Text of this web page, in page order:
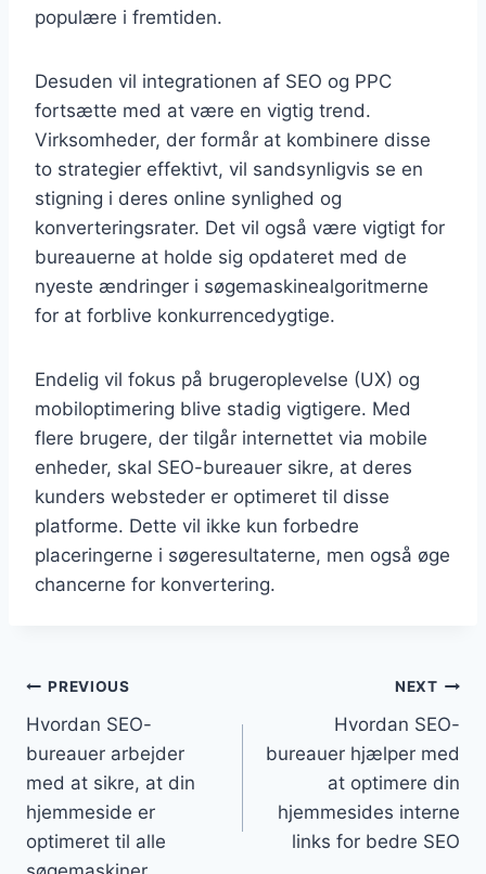
populære i fremtiden.
Desuden vil integrationen af SEO og PPC
fortsætte med at være en vigtig trend.
Virksomheder, der formår at kombinere disse
to strategier effektivt, vil sandsynligvis se en
stigning i deres online synlighed og
konverteringsrater. Det vil også være vigtigt for
bureauerne at holde sig opdateret med de
nyeste ændringer i søgemaskinealgoritmerne
for at forblive konkurrencedygtige.
Endelig vil fokus på brugeroplevelse (UX) og
mobiloptimering blive stadig vigtigere. Med
flere brugere, der tilgår internettet via mobile
enheder, skal SEO-bureauer sikre, at deres
kunders websteder er optimeret til disse
platforme. Dette vil ikke kun forbedre
placeringerne i søgeresultaterne, men også øge
chancerne for konvertering.
Indlægsnavigation
PREVIOUS
Hvordan SEO-
bureauer arbejder
med at sikre, at din
hjemmeside er
optimeret til alle
NEXT
Hvordan SEO-
bureauer hjælper med
at optimere din
hjemmesides interne
links for bedre SEO